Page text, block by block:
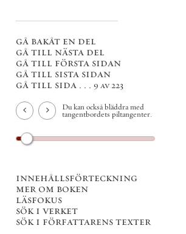
gå bakåt en del
gå till nästa del
gå till första sidan
gå till sista sidan
gå till sida . . . 9 av 223
Du kan också bläddra med
tangentbordets piltangenter.
innehållsförteckning
mer om boken
läsfokus
sök i verket
sök i författarens texter